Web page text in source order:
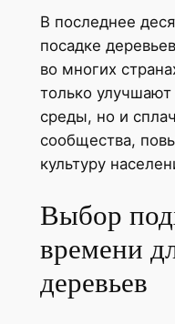
В последнее
посадке
во многих
только
среды, но и
сообщества,
культуру
Выбор
времени
деревьев